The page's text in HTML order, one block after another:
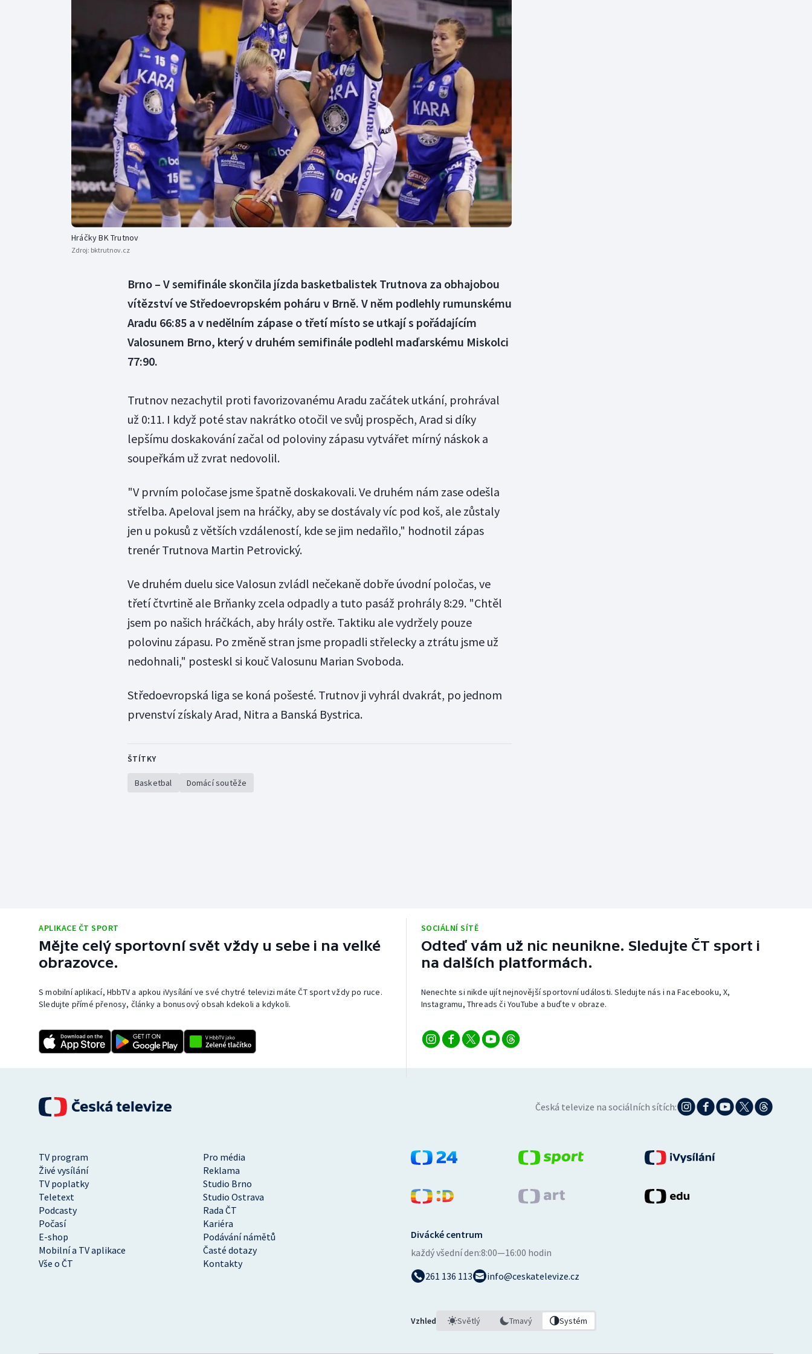
Curling
Florbal
Futsal
Golf
Gymnastika
Moderní pětiboj
Motorsport
Olympijské hry
Parasport
Plavání
Plážový volejbal
Triatlon
Veslování
Vodní slalom
Volejbal
Ostatní
Hráčky BK Trutnov
Zdroj: bktrutnov.cz
Brno – V semifinále skončila jízda basketbalistek Trutnova za obhajobou
vítězství ve Středoevropském poháru v Brně. V něm podlehly rumunskému
Aradu 66:85 a v nedělním zápase o třetí místo se utkají s pořádajícím
Valosunem Brno, který v druhém semifinále podlehl maďarskému Miskolci
77:90.
Trutnov nezachytil proti favorizovanému Aradu začátek utkání, prohrával
už 0:11. I když poté stav nakrátko otočil ve svůj prospěch, Arad si díky
lepšímu doskakování začal od poloviny zápasu vytvářet mírný náskok a
soupeřkám už zvrat nedovolil.
"V prvním poločase jsme špatně doskakovali. Ve druhém nám zase odešla
střelba. Apeloval jsem na hráčky, aby se dostávaly víc pod koš, ale zůstaly
jen u pokusů z větších vzdáleností, kde se jim nedařilo," hodnotil zápas
trenér Trutnova Martin Petrovický.
Ve druhém duelu sice Valosun zvládl nečekaně dobře úvodní poločas, ve
třetí čtvrtině ale Brňanky zcela odpadly a tuto pasáž prohrály 8:29. "Chtěl
jsem po našich hráčkách, aby hrály ostře. Taktiku ale vydržely pouze
polovinu zápasu. Po změně stran jsme propadli střelecky a ztrátu jsme už
nedohnali," posteskl si kouč Valosunu Marian Svoboda.
Středoevropská liga se koná pošesté. Trutnov ji vyhrál dvakrát, po jednom
prvenství získaly Arad, Nitra a Banská Bystrica.
ŠTÍTKY
Basketbal Domácí soutěže
APLIKACE ČT SPORT
Mějte celý sportovní svět vždy u sebe i na velké
obrazovce.
S mobilní aplikací, HbbTV a apkou iVysílání ve své chytré televizi máte ČT sport vždy po ruce.
Sledujte přímé přenosy, články a bonusový obsah kdekoli a kdykoli.
SOCIÁLNÍ SÍTĚ
Odteď vám už nic neunikne. Sledujte ČT sport i
na dalších platformách.
Nenechte si nikde ujít nejnovější sportovní události. Sledujte nás i na Facebooku, X,
Instagramu, Threads či YouTube a buďte v obraze.
Česká televize na sociálních sítích:
TV program
Pro média
Živé vysílání
Reklama
TV poplatky
Studio Brno
Teletext
Studio Ostrava
Podcasty
Rada ČT
Počasí
Kariéra
E-shop
Podávání námětů
Mobilní a TV aplikace
Časté dotazy
Vše o ČT
Kontakty
Divácké centrum
každý všední den:8:00—16:00 hodin
261 136 113
info@ceskatelevize.cz
Vzhled Světlý Tmavý Systém